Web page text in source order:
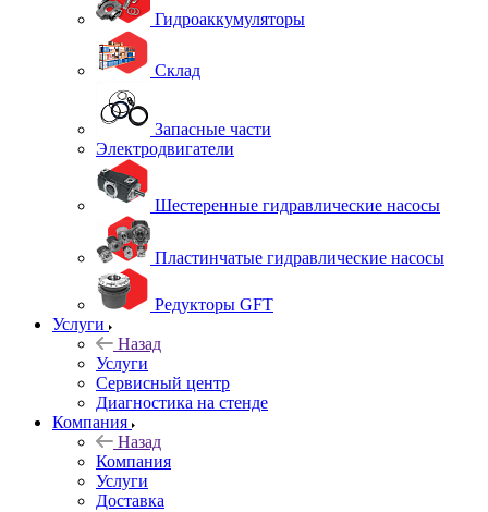
Гидроаккумуляторы
Склад
Запасные части
Электродвигатели
Шестеренные гидравлические насосы
Пластинчатые гидравлические насосы
Редукторы GFT
Услуги
Назад
Услуги
Сервисный центр
Диагностика на стенде
Компания
Назад
Компания
Услуги
Доставка